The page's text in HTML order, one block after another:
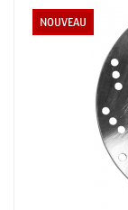
NOUVEAU